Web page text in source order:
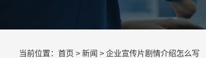
当前位置： 首页 > 新闻 > 企业宣传片剧情介绍怎么写